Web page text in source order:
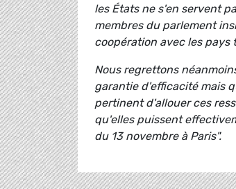
les États ne s'en servent
membres du parlement
coopération avec les pays
Nous regrettons
garantie d'efficacité mais
pertinent d'allouer ces
qu'elles puissent
du 13 novembre à Paris".